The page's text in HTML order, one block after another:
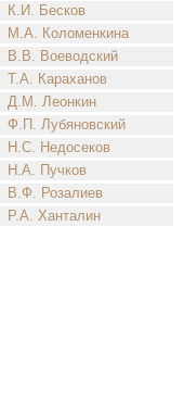
К.И. Бесков
М.А. Коломенкина
В.В. Воеводский
Т.А. Караханов
Д.М. Леонкин
Ф.П. Лубяновский
Н.С. Недосеков
Н.А. Пучков
В.Ф. Розалиев
Р.А. Ханталин